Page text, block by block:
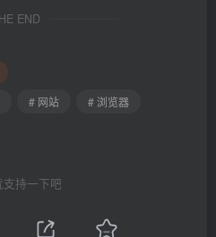
END
# 网站
# 浏览器
支持一下吧